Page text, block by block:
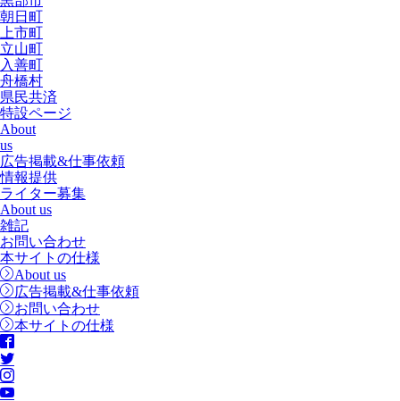
朝日町
上市町
立山町
入善町
舟橋村
県民共済
特設ページ
About
us
広告掲載&仕事依頼
情報提供
ライター募集
About us
雑記
お問い合わせ
本サイトの仕様
About us
広告掲載&仕事依頼
お問い合わせ
本サイトの仕様